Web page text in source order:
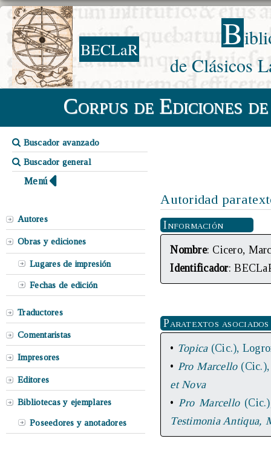
BECLaR B
de Clásicos
Corpus de Ediciones
Buscador avanzado
Buscador general
Menú
Autores
Obras y ediciones
Lugares de impresión
Fechas de edición
Traductores
Comentaristas
Impresores
Editores
Bibliotecas y ejemplares
Poseedores y anotadores
Autoridad
Información
Nombre: Cicero,
Identificador:
Paratextos asociados
• Topica(Cic.),
• Pro Marcello
et Nova
•Pro Marcello
Testimonia Antiqua,